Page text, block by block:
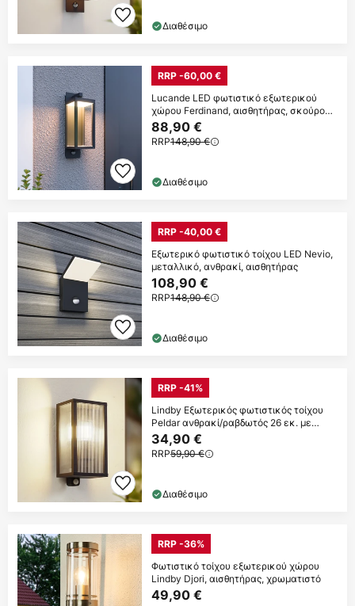
Διαθέσιμο
RRP -60,00 €
Lucande LED φωτιστικό εξωτερικού
χώρου Ferdinand, αισθητήρας, σκούρο
γκρι
88,90 €
RRP148,90 €
Διαθέσιμο
RRP -40,00 €
Εξωτερικό φωτιστικό τοίχου LED Nevio,
μεταλλικό, ανθρακί, αισθητήρας
108,90 €
RRP148,90 €
Διαθέσιμο
RRP -41%
Lindby Εξωτερικός φωτιστικός τοίχου
Peldar ανθρακί/ραβδωτός 26 εκ. με
αισθητήρα
34,90 €
RRP59,90 €
Διαθέσιμο
RRP -36%
Φωτιστικό τοίχου εξωτερικού χώρου
Lindby Djori, αισθητήρας, χρωματιστό
49,90 €